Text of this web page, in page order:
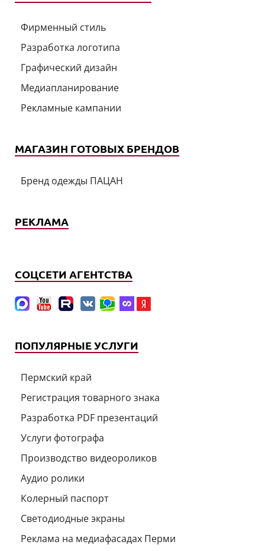
Фирменный стиль
Разработка логотипа
Графический дизайн
Медиапланирование
Рекламные кампании
МАГАЗИН ГОТОВЫХ БРЕНДОВ
Бренд одежды ПАЦАН
РЕКЛАМА
СОЦСЕТИ АГЕНТСТВА
ПОПУЛЯРНЫЕ УСЛУГИ
Пермский край
Регистрация товарного знака
Разработка PDF презентаций
Услуги фотографа
Производство видеороликов
Аудио ролики
Колерный паспорт
Светодиодные экраны
Реклама на медиафасадах Перми